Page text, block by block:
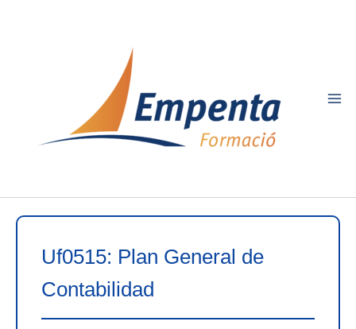
Uf0515: Plan General de
Contabilidad